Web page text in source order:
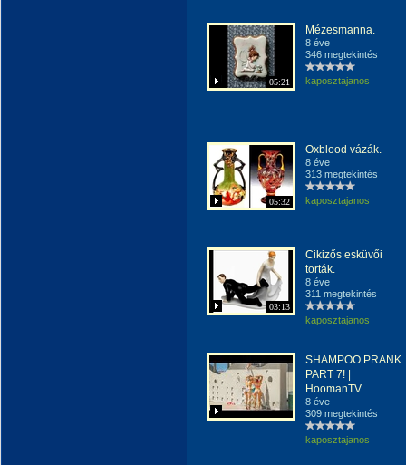
05:21
Mézesmanna.
8 éve
346 megtekintés
kaposztajanos
05:32
Oxblood vázák.
8 éve
313 megtekintés
kaposztajanos
03:13
Cikizős esküvői
torták.
8 éve
311 megtekintés
kaposztajanos
SHAMPOO PRANK
PART 7! |
HoomanTV
8 éve
309 megtekintés
kaposztajanos